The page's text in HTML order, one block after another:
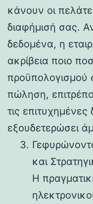
κάνουν οι
διαφήμισή σας.
δεδομένα, η
ακρίβεια ποιο
προϋπολογισμού
πώληση,
τις επιτυχημένες
εξουδετερώσει
και
Η